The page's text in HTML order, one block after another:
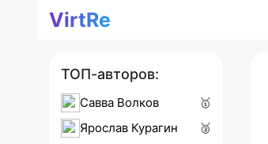
ПерейтиVirtRe
ТОП-авторов:
Савва Волков
🥇
Ярослав Курагин
🥈